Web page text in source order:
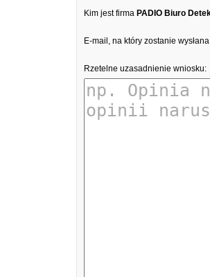
Kim jest firma PADIO Biuro
E-mail, na który zostanie
Rzetelne uzasadnienie wniosku: